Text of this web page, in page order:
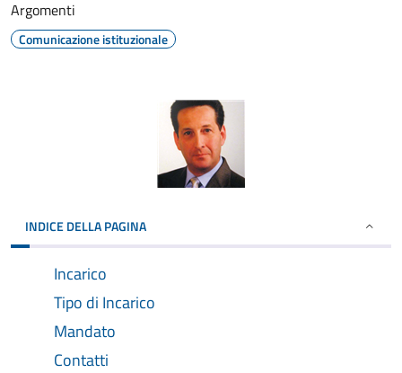
Argomenti
Comunicazione istituzionale
INDICE DELLA PAGINA
Incarico
Tipo di Incarico
Mandato
Contatti